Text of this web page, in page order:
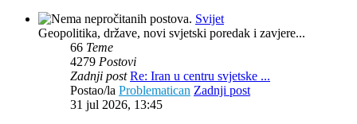
Svijet
Geopolitika, države, novi svjetski poredak i zavjere...
66 Teme
4279 Postovi
Zadnji post Re: Iran u centru svjetske ...
Postao/la Problematican Zadnji post
31 jul 2026, 13:45